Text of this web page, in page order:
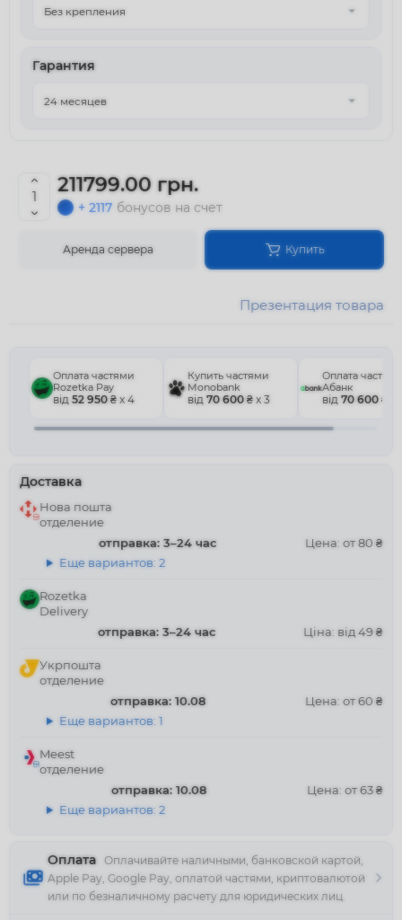
Гарантия
211799.00 грн.
+ 2117 бонусов на счет
Аренда сервера Купить
Презентация товара
Оплата
Оплачивайте наличными, банковской картой,
Apple Pay, Google Pay, оплатой частями, криптовалютой
или по безналичному расчету для юридических лиц.
Оплата частями
Rozetka Pay
від 52 950 ₴ x 4
Купить частями
Monobank
від 70 600 ₴ x 3
Оплата
Абанк
від 70 600 ₴ x
Доставка
Нова пошта
отделение
отправка: 3–24 час
Цена: от 80 ₴
Еще вариантов: 2
Rozetka
Delivery
отправка: 3–24 час
Ціна: від 49 ₴
Укрпошта
отделение
отправка: 10.08
Цена: от 60 ₴
Еще вариантов: 1
Meest
отделение
отправка: 10.08
Цена: от 63 ₴
Еще вариантов: 2